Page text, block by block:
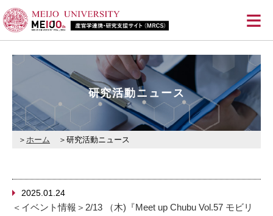
≡
研究活動ニュース
ホーム 研究活動ニュース
2025.01.24
＜イベント情報＞2/13 （木)『Meet up Chubu Vol.57 モビリ